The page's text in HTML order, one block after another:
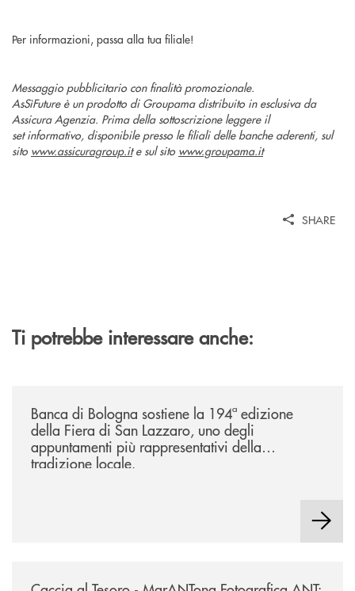
Per informazioni, passa alla tua filiale!
Messaggio pubblicitario con finalità promozionale.
AsSìFuture è un prodotto di Groupama distribuito in esclusiva da
Assicura Agenzia. Prima della sottoscrizione leggere il
set informativo, disponibile presso le filiali delle banche aderenti, sul
sito www.assicuragroup.ite sul sito www.groupama.it
SHARE
Ti potrebbe interessare anche:
Banca di Bologna sostiene la 194ª edizione
della Fiera di San Lazzaro, uno degli
appuntamenti più rappresentativi della
tradizione locale.